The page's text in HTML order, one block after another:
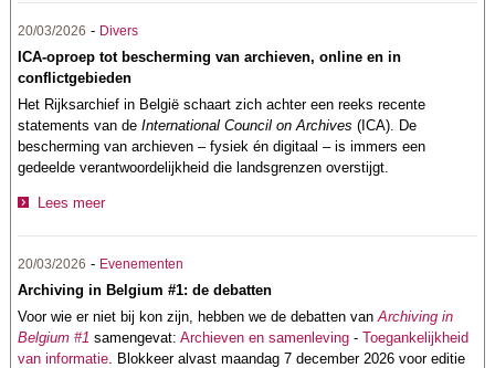
20/03/2026 - Divers
ICA-oproep tot bescherming van archieven, online en in
conflictgebieden
Het Rijksarchief in België schaart zich achter een reeks recente
statements van deInternational Council on Archives (ICA). De
bescherming van archieven – fysiek én digitaal – is immers een
gedeelde verantwoordelijkheid die landsgrenzen overstijgt.
Lees meer
20/03/2026 - Evenementen
Archiving in Belgium #1: de debatten
Voor wie er niet bij kon zijn, hebben we de debatten vanArchiving in
Belgium #1 samengevat:Archieven en samenleving -Toegankelijkheid
van informatie . Blokkeer alvast maandag 7 december 2026 voor editie